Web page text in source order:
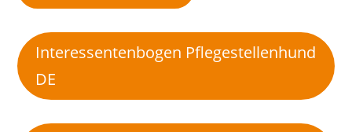
Interessentenbogen Pflegestellenhund
DE